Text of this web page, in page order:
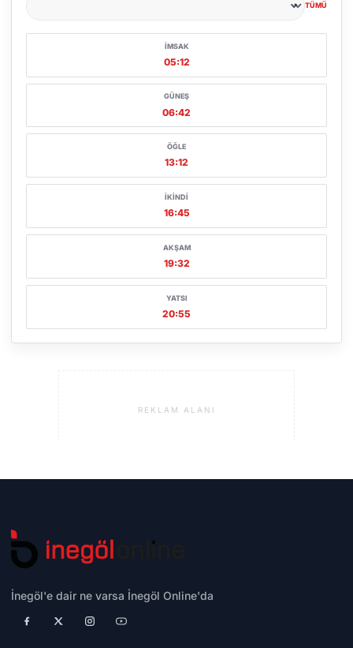
TÜMÜ
İMSAK
05:12
GÜNEŞ
06:42
ÖĞLE
13:12
İKINDI
16:45
AKŞAM
19:32
YATSI
20:55
REKLAM ALANI
İnegöl'e dair ne varsa İnegöl Online'da